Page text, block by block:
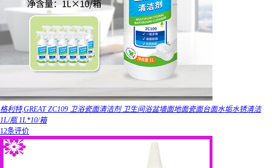
格利特,GREAT ZC109 卫浴瓷面清洁剂 卫生间浴盆墙面地面瓷面台面水垢水锈清洁
1L/瓶 1L*10/箱
12条评价